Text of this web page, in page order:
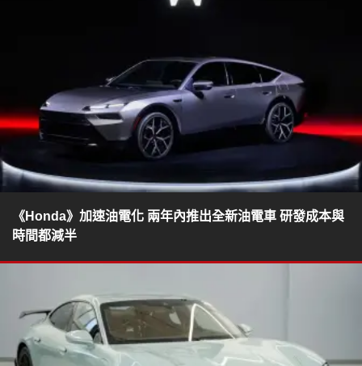
《Honda》加速油電化 兩年內推出全新油電車 研發成本與
時間都減半